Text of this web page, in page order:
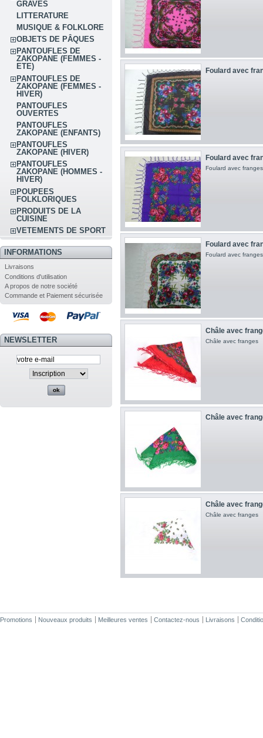
GRAVES
LITTERATURE
MUSIQUE & FOLKLORE
OBJETS DE PÂQUES
PANTOUFLES DE
ZAKOPANE (FEMMES -
ETE)
PANTOUFLES DE
ZAKOPANE (FEMMES -
HIVER)
PANTOUFLES
OUVERTES
PANTOUFLES
ZAKOPANE (ENFANTS)
PANTOUFLES
ZAKOPANE (HIVER)
PANTOUFLES
ZAKOPANE (HOMMES -
HIVER)
POUPEES
FOLKLORIQUES
PRODUITS DE LA
CUISINE
VETEMENTS DE SPORT
INFORMATIONS
Livraisons
Conditions d'utilisation
A propos de notre société
Commande et Paiement sécurisée
NEWSLETTER
Foulard avec
Foulard avec
Foulard avec
Foulard avec
Foulard avec franges
Châle avec
Châle avec franges
Châle avec
Châle avec
Châle avec franges
Promotions Nouveaux produits Meilleures ventes Contactez-nous Livraisons